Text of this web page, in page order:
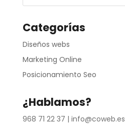
Categorías
Diseños webs
Marketing Online
Posicionamiento Seo
¿Hablamos?
968 71 22 37 | info@coweb.es